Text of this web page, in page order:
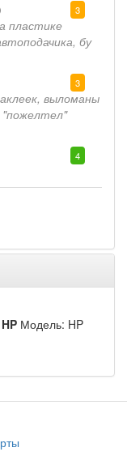
3
пластике
бу
3
выломаны
4
HPМодель: HP